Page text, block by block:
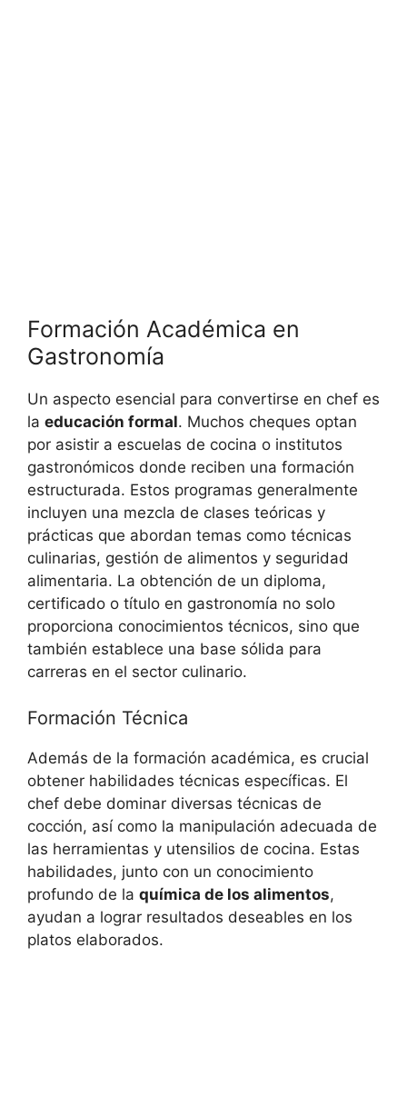
Formación Académica en
Gastronomía
Un aspecto esencial para convertirse en chef es
la educación formal. Muchos cheques optan
por asistir a escuelas de cocina o institutos
gastronómicos donde reciben una formación
estructurada. Estos programas generalmente
incluyen una mezcla de clases teóricas y
prácticas que abordan temas como técnicas
culinarias, gestión de alimentos y seguridad
alimentaria. La obtención de un diploma,
certificado o título en gastronomía no solo
proporciona conocimientos técnicos, sino que
también establece una base sólida para
carreras en el sector culinario.
Formación Técnica
Además de la formación académica, es crucial
obtener habilidades técnicas específicas. El
chef debe dominar diversas técnicas de
cocción, así como la manipulación adecuada de
las herramientas y utensilios de cocina. Estas
habilidades, junto con un conocimiento
profundo de la química de los alimentos,
ayudan a lograr resultados deseables en los
platos elaborados.